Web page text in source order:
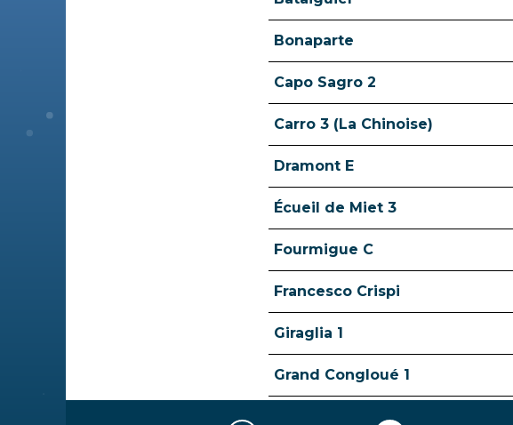
Bonaparte
Capo Sagro 2
Carro 3 (La Chinoise)
Dramont E
Écueil de Miet 3
Fourmigue C
Francesco Crispi
Giraglia 1
Grand Congloué 1
Grand Congloué 2